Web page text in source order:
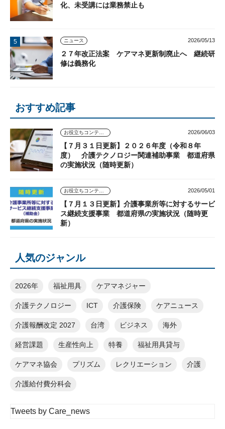
化、未受講には業務禁止も
ニュース 2026/05/13
２７年改正法案 ケアマネ更新制廃止へ 継続研
修は義務化
おすすめ記事
2026/06/03
【７月３１日更新】２０２６年度（令和８年
度） 介護テクノロジー関連補助事業 都道府県
の実施状況（随時更新）
2026/05/01
【７月１３日更新】介護事業所等に対するサービ
ス継続支援事業 都道府県の実施状況（随時更
新）
人気のジャンル
2026年 福祉用具 ケアマネジャー
介護テクノロジー ICT 介護保険 ケアニュース
介護報酬改定 2027 台湾 ビジネス 海外
経営課題 生産性向上 特養 福祉用具貸与
ケアマネ協会 プリズム レクリエーション 介護
介護給付費分科会
Tweets by Care_news